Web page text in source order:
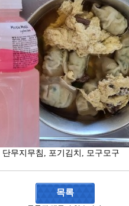
단무지무침 , 포기김치 , 모구모구